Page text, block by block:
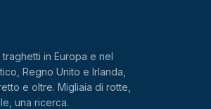
in Europa e nel
Regno Unito e Irlanda,
e oltre. Migliaia di rotte,
una ricerca.